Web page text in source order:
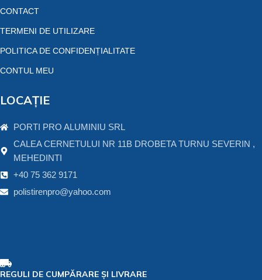
CONTACT
TERMENI DE UTILIZARE
POLITICA DE CONFIDENȚIALITATE
CONTUL MEU
LOCAȚIE
PORTI PRO ALUMINIU SRL
CALEA CERNETULUI NR 11B DROBETA TURNU SEVERIN ,
MEHEDINTI
+40 75 362 9171
polistirenpro@yahoo.com
REGULI DE CUMPĂRARE ȘI LIVRARE